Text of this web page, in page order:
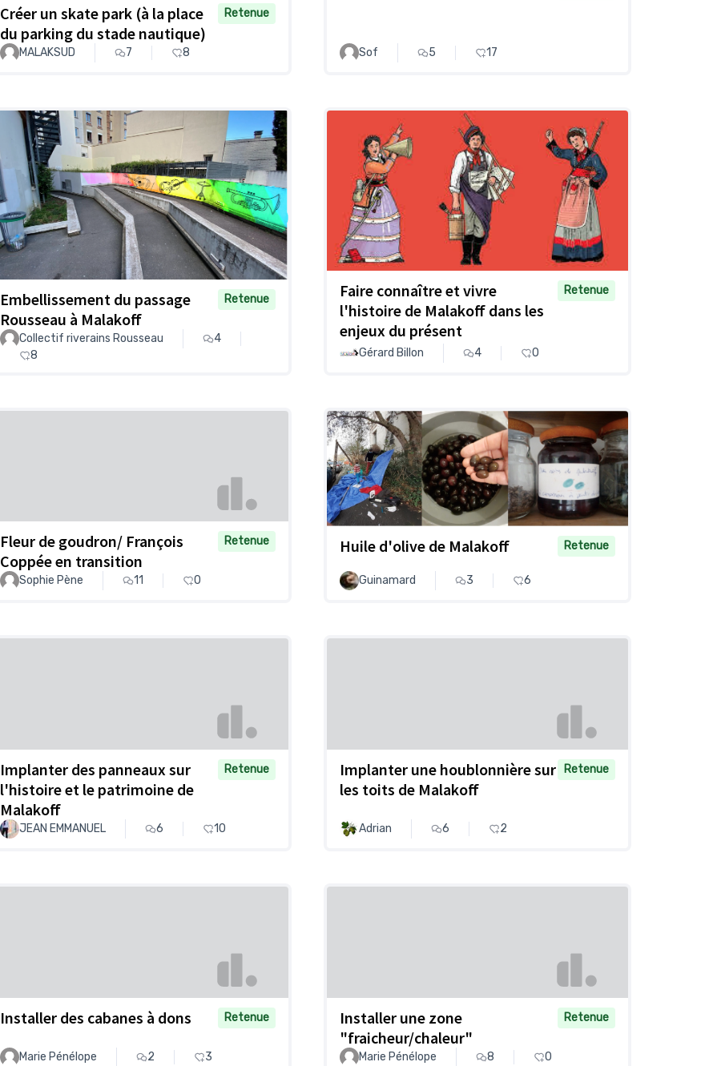
Créer un skate park (à la place
du parking du stade nautique)
Retenue
MALAKSUD 7 8 Sof 5 17
Embellissement du passage
Rousseau à Malakoff
Retenue
Collectif riverains Rousseau
4
8
Faire connaître et vivre
l'histoire de Malakoff dans les
enjeux du présent
Retenue
Gérard Billon 4 0
Fleur de goudron/ François
Coppée en transition
Retenue
Sophie Pène 11 0
Huile d'olive de Malakoff Retenue
Guinamard 3 6
Implanter des panneaux sur
l'histoire et le patrimoine de
Malakoff
Retenue
JEAN EMMANUEL 6 10
Implanter une houblonnière sur
les toits de Malakoff
Retenue
Adrian 6 2
Installer des cabanes à dons Retenue
Marie Pénélope 2 3
Installer une zone
"fraicheur/chaleur"
Retenue
Marie Pénélope 8 0